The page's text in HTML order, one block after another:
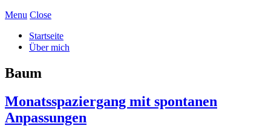
Menu Close
Startseite
Über mich
Baum
Monatsspaziergang mit spontanen
Anpassungen